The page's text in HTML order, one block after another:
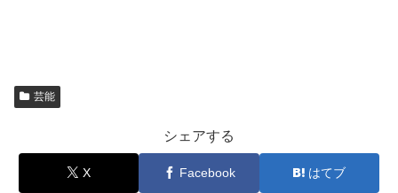
芸能
シェアする
X Facebook はてブ